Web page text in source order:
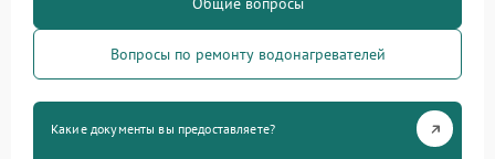
Вопросы по ремонту водонагревателей
Какие документы вы предоставляете?